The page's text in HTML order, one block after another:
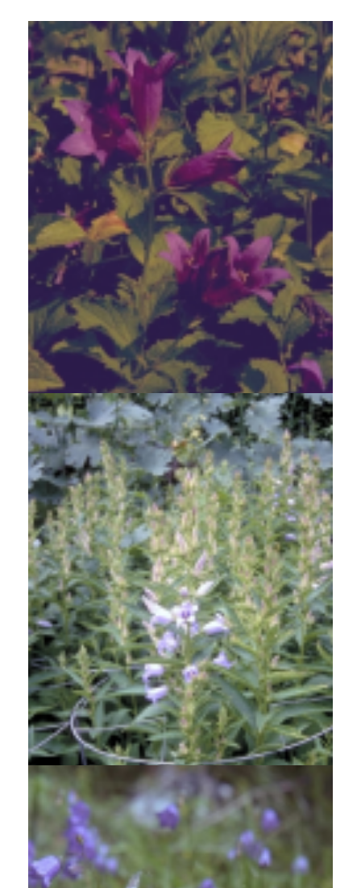
Breed klokje
Campanula latifolia var. macrantha
Breedbladig klokje
Campanula latifolia 'Gloaming'